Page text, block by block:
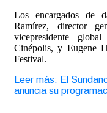
Los encargados de
Ramírez, director
vicepresidente
Cinépolis, y Eugene
Festival.
Leer más: El
anuncia su